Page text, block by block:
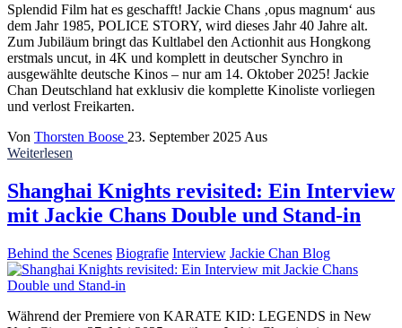
Splendid Film hat es geschafft! Jackie Chans ‚opus magnum‘ aus
dem Jahr 1985, POLICE STORY, wird dieses Jahr 40 Jahre alt.
Zum Jubiläum bringt das Kultlabel den Actionhit aus Hongkong
erstmals uncut, in 4K und komplett in deutscher Synchro in
ausgewählte deutsche Kinos – nur am 14. Oktober 2025! Jackie
Chan Deutschland hat exklusiv die komplette Kinoliste vorliegen
und verlost Freikarten.
Von Thorsten Boose 23. September 2025 Aus
Weiterlesen
Shanghai Knights revisited: Ein Interview
mit Jackie Chans Double und Stand-in
Behind the Scenes Biografie Interview Jackie Chan Blog
Während der Premiere von KARATE KID: LEGENDS in New